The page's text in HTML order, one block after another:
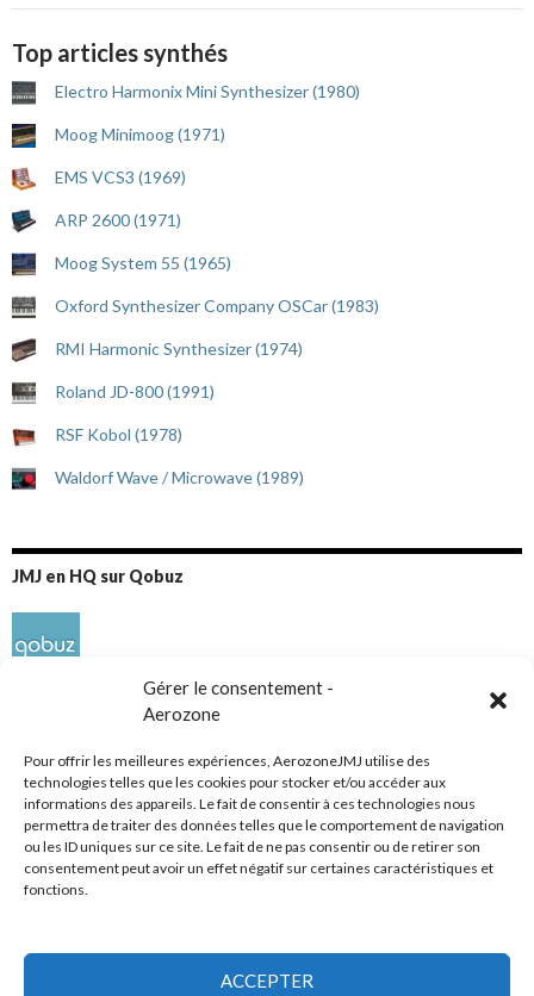
Gérer le consentement -
Aerozone
Pour offrir les meilleures expériences, AerozoneJMJ utilise des
technologies telles que les cookies pour stocker et/ou accéder aux
informations des appareils. Le fait de consentir à ces technologies nous
permettra de traiter des données telles que le comportement de navigation
ou les ID uniques sur ce site. Le fait de ne pas consentir ou de retirer son
consentement peut avoir un effet négatif sur certaines caractéristiques et
fonctions.
ACCEPTER
Top articles synthés
Electro Harmonix Mini Synthesizer (1980)
Moog Minimoog (1971)
EMS VCS3 (1969)
ARP 2600 (1971)
Moog System 55 (1965)
Oxford Synthesizer Company OSCar (1983)
RMI Harmonic Synthesizer (1974)
Roland JD-800 (1991)
RSF Kobol (1978)
Waldorf Wave / Microwave (1989)
JMJ en HQ sur Qobuz
Réseaux sociaux